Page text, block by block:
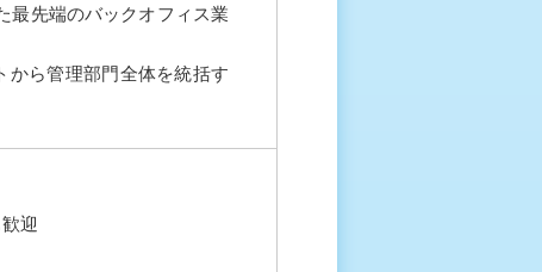
最先端のバックオフィス業
から管理部門全体を統括す
迎